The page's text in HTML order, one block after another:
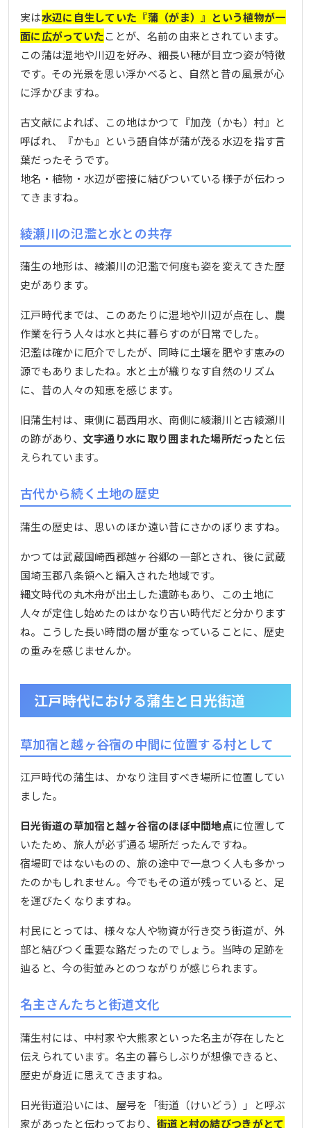
実は水辺に自生していた『蒲（がま）』という植物が一
面に広がっていたことが、名前の由来とされています。
この蒲は湿地や川辺を好み、細長い穂が目立つ姿が特徴
です。その光景を思い浮かべると、自然と昔の風景が心
に浮かびますね。
古文献によれば、この地はかつて『加茂（かも）村』と
呼ばれ、『かも』という語自体が蒲が茂る水辺を指す言
葉だったそうです。
地名・植物・水辺が密接に結びついている様子が伝わっ
てきますね。
綾瀬川の氾濫と水との共存
蒲生の地形は、綾瀬川の氾濫で何度も姿を変えてきた歴
史があります。
江戸時代までは、このあたりに湿地や川辺が点在し、農
作業を行う人々は水と共に暮らすのが日常でした。
氾濫は確かに厄介でしたが、同時に土壌を肥やす恵みの
源でもありましたね。水と土が織りなす自然のリズム
に、昔の人々の知恵を感じます。
旧蒲生村は、東側に葛西用水、南側に綾瀬川と古綾瀬川
の跡があり、 文字通り水に取り囲まれた場所だったと伝
えられています。
古代から続く土地の歴史
蒲生の歴史は、思いのほか遠い昔にさかのぼりますね。
かつては武蔵国崎西郡越ヶ谷郷の一部とされ、後に武蔵
国埼玉郡八条領へと編入された地域です。
縄文時代の丸木舟が出土した遺跡もあり、この土地に
人々が定住し始めたのはかなり古い時代だと分かります
ね。こうした長い時間の層が重なっていることに、歴史
の重みを感じませんか。
江戸時代における蒲生と日光街道
草加宿と越ヶ谷宿の中間に位置する村として
江戸時代の蒲生は、かなり注目すべき場所に位置してい
ました。
日光街道の草加宿と越ヶ谷宿のほぼ中間地点に位置して
いたため、旅人が必ず通る場所だったんですね。
宿場町ではないものの、旅の途中で一息つく人も多かっ
たのかもしれません。今でもその道が残っていると、足
を運びたくなりますね。
村民にとっては、様々な人や物資が行き交う街道が、外
部と結びつく重要な路だったのでしょう。当時の足跡を
辿ると、今の街並みとのつながりが感じられます。
名主さんたちと街道文化
蒲生村には、中村家や大熊家といった名主が存在したと
伝えられています。名主の暮らしぶりが想像できると、
歴史が身近に思えてきますね。
日光街道沿いには、屋号を「街道（けいどう）」と呼ぶ
家があったと伝わっており、 街道と村の結びつきがとて